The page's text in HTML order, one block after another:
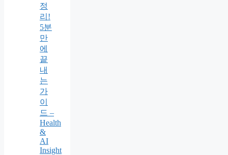
정
리!
5분
만
에
끝
내
는
가
이
드 –
Health
&
AI
Insight